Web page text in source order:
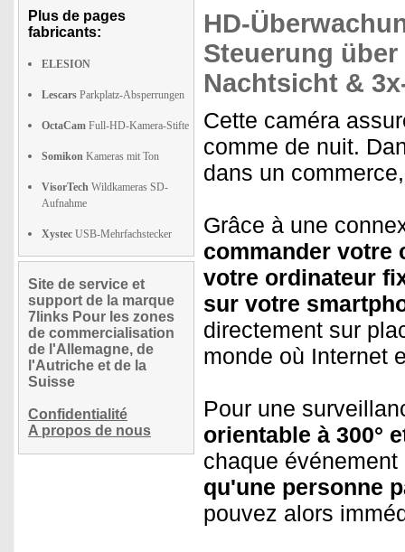
Plus de pages
fabricants:
ELESION
Lescars Parkplatz-Absperrungen
OctaCam Full-HD-Kamera-Stifte
Somikon Kameras mit Ton
VisorTech Wildkameras SD-
Aufnahme
Xystec USB-Mehrfachstecker
Site de service et
support de la marque
7links Pour les zones
de commercialisation
de l'Allemagne, de
l'Autriche et de la
Suisse
Confidentialité
A propos de nous
HD-
Steuerung
Nachtsicht &
Cette caméra
comme de nuit.
dans un
Grâce à une
commander votre
votre ordinateur
sur votre
directement sur
monde où Internet
Pour une
orientable à 300°
chaque
qu'une personne
pouvez alors